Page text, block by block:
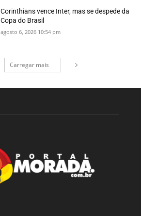
Corinthians vence Inter, mas se despede da
Copa do Brasil
agosto 6, 2026 10:54 pm
Carregar mais